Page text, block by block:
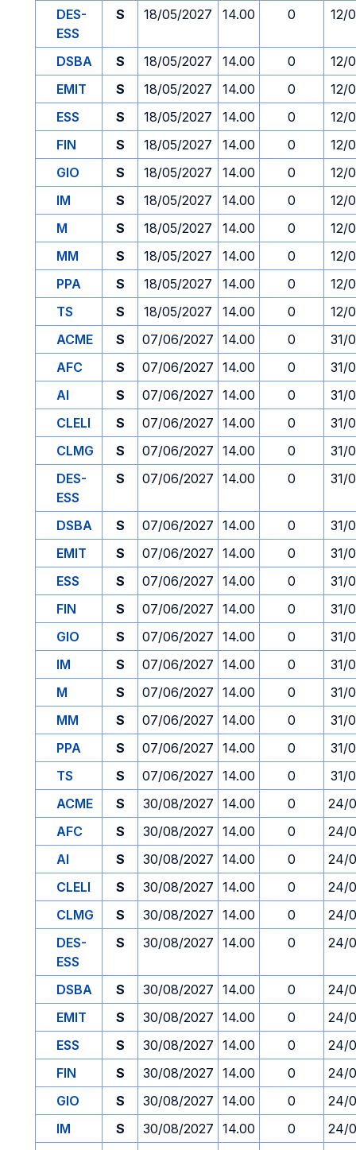
DES-
ESS
S 18/05/2027 14.00 0 12/
DSBA S 18/05/2027 14.00 0
12/
EMIT
S 18/05/2027 14.00 0
12/
ESS
S 18/05/2027 14.00 0
12/
FIN
S 18/05/2027 14.00 0
12/
GIO
S 18/05/2027 14.00 0
12/
IM
S 18/05/2027 14.00 0
12/
M
S 18/05/2027 14.00 0
12/
MM
S 18/05/2027 14.00 0
12/
PPA
S 18/05/2027 14.00 0
12/
TS
S 18/05/2027 14.00 0
12/
ACME
S 07/06/2027 14.00 0
31/
AFC
S 07/06/2027 14.00 0
31/
AI
S 07/06/2027 14.00 0
31/
CLELI
S 07/06/2027 14.00 0
31/
CLMG
S 07/06/2027 14.00 0
31/
DES-
ESS
S 07/06/2027 14.00 0 31/
DSBA S 07/06/2027 14.00 0
31/
EMIT
S 07/06/2027 14.00 0
31/
ESS
S 07/06/2027 14.00 0
31/
FIN
S 07/06/2027 14.00 0
31/
GIO
S 07/06/2027 14.00 0
31/
IM
S 07/06/2027 14.00 0
31/
M
S 07/06/2027 14.00 0
31/
MM
S 07/06/2027 14.00 0
31/
PPA
S 07/06/2027 14.00 0
31/
TS
S 07/06/2027 14.00 0
31/
ACME
S 30/08/2027 14.00 0
24/
AFC
S 30/08/2027 14.00 0
24/
AI
S 30/08/2027 14.00 0
24/
CLELI
S 30/08/2027 14.00 0
24/
CLMG
S 30/08/2027 14.00 0
24/
DES-
ESS
S 30/08/2027 14.00 0 24/
DSBA S 30/08/2027 14.00 0
24/
EMIT
S 30/08/2027 14.00 0
24/
ESS
S 30/08/2027 14.00 0
24/
FIN
S 30/08/2027 14.00 0
24/
GIO
S 30/08/2027 14.00 0
24/
IM
S 30/08/2027 14.00 0
24/